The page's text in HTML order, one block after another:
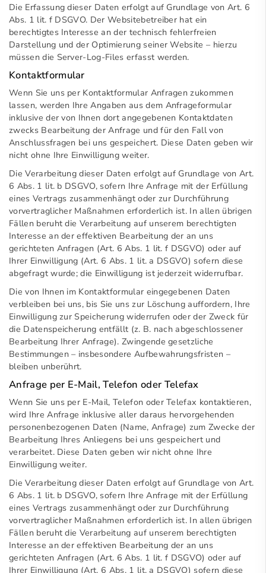
Die Erfassung dieser Daten erfolgt auf Grundlage von Art. 6
Abs. 1 lit. f DSGVO. Der Websitebetreiber hat ein
berechtigtes Interesse an der technisch fehlerfreien
Darstellung und der Optimierung seiner Website – hierzu
müssen die Server-Log-Files erfasst werden.
Kontaktformular
Wenn Sie uns per Kontaktformular Anfragen zukommen
lassen, werden Ihre Angaben aus dem Anfrageformular
inklusive der von Ihnen dort angegebenen Kontaktdaten
zwecks Bearbeitung der Anfrage und für den Fall von
Anschlussfragen bei uns gespeichert. Diese Daten geben wir
nicht ohne Ihre Einwilligung weiter.
Die Verarbeitung dieser Daten erfolgt auf Grundlage von Art.
6 Abs. 1 lit. b DSGVO, sofern Ihre Anfrage mit der Erfüllung
eines Vertrags zusammenhängt oder zur Durchführung
vorvertraglicher Maßnahmen erforderlich ist. In allen übrigen
Fällen beruht die Verarbeitung auf unserem berechtigten
Interesse an der effektiven Bearbeitung der an uns
gerichteten Anfragen (Art. 6 Abs. 1 lit. f DSGVO) oder auf
Ihrer Einwilligung (Art. 6 Abs. 1 lit. a DSGVO) sofern diese
abgefragt wurde; die Einwilligung ist jederzeit widerrufbar.
Die von Ihnen im Kontaktformular eingegebenen Daten
verbleiben bei uns, bis Sie uns zur Löschung auffordern, Ihre
Einwilligung zur Speicherung widerrufen oder der Zweck für
die Datenspeicherung entfällt (z. B. nach abgeschlossener
Bearbeitung Ihrer Anfrage). Zwingende gesetzliche
Bestimmungen – insbesondere Aufbewahrungsfristen –
bleiben unberührt.
Anfrage per E-Mail, Telefon oder Telefax
Wenn Sie uns per E-Mail, Telefon oder Telefax kontaktieren,
wird Ihre Anfrage inklusive aller daraus hervorgehenden
personenbezogenen Daten (Name, Anfrage) zum Zwecke der
Bearbeitung Ihres Anliegens bei uns gespeichert und
verarbeitet. Diese Daten geben wir nicht ohne Ihre
Einwilligung weiter.
Die Verarbeitung dieser Daten erfolgt auf Grundlage von Art.
6 Abs. 1 lit. b DSGVO, sofern Ihre Anfrage mit der Erfüllung
eines Vertrags zusammenhängt oder zur Durchführung
vorvertraglicher Maßnahmen erforderlich ist. In allen übrigen
Fällen beruht die Verarbeitung auf unserem berechtigten
Interesse an der effektiven Bearbeitung der an uns
gerichteten Anfragen (Art. 6 Abs. 1 lit. f DSGVO) oder auf
Ihrer Einwilligung (Art. 6 Abs. 1 lit. a DSGVO) sofern diese